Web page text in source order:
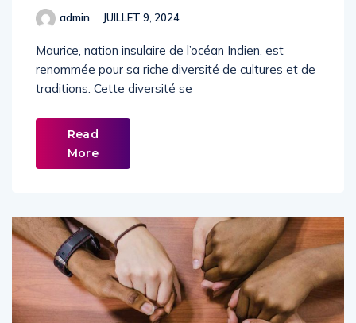
admin JUILLET 9, 2024
Maurice, nation insulaire de l’océan Indien, est
renommée pour sa riche diversité de cultures et de
traditions. Cette diversité se
Read
More